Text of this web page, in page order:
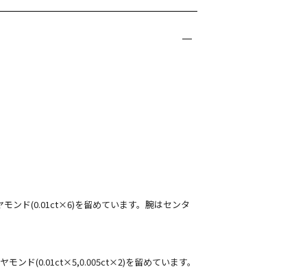
ンド(0.01ct×6)を留めています。腕はセンタ
モンド(0.01ct×5,0.005ct×2)を留めています。